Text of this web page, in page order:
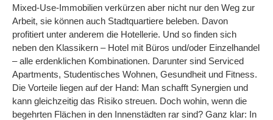
Mixed-Use-Immobilien verkürzen aber nicht nur den Weg zur
Arbeit, sie können auch Stadtquartiere beleben. Davon
profitiert unter anderem die Hotellerie. Und so finden sich
neben den Klassikern – Hotel mit Büros und/oder Einzelhandel
– alle erdenklichen Kombinationen. Darunter sind Serviced
Apartments, Studentisches Wohnen, Gesundheit und Fitness.
Die Vorteile liegen auf der Hand: Man schafft Synergien und
kann gleichzeitig das Risiko streuen. Doch wohin, wenn die
begehrten Flächen in den Innenstädten rar sind? Ganz klar: In